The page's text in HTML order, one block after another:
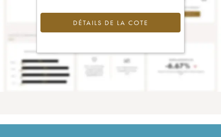
DÉTAILS DE LA COTE